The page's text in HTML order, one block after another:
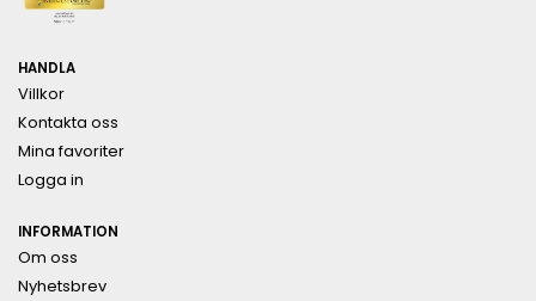
HANDLA
Villkor
Kontakta oss
Mina favoriter
Logga in
INFORMATION
Om oss
Nyhetsbrev